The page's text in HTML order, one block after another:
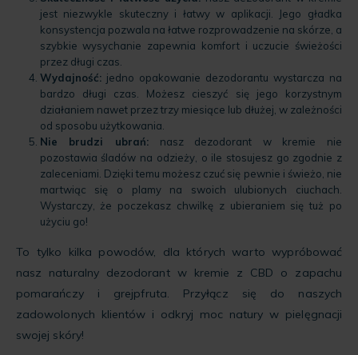
jest niezwykle skuteczny i łatwy w aplikacji. Jego gładka
konsystencja pozwala na łatwe rozprowadzenie na skórze, a
szybkie wysychanie zapewnia komfort i uczucie świeżości
przez długi czas.
Wydajność:jedno opakowanie dezodorantu wystarcza na
bardzo długi czas. Możesz cieszyć się jego korzystnym
działaniem nawet przez trzy miesiące lub dłużej, w zależności
od sposobu użytkowania.
Nie brudzi ubrań:nasz dezodorant w kremie nie
pozostawia śladów na odzieży, o ile stosujesz go zgodnie z
zaleceniami. Dzięki temu możesz czuć się pewnie i świeżo, nie
martwiąc się o plamy na swoich ulubionych ciuchach.
Wystarczy, że poczekasz chwilkę z ubieraniem się tuż po
użyciu go!
To tylko kilka powodów, dla których warto wypróbować
nasz naturalny dezodorant w kremie z CBD o zapachu
pomarańczy i grejpfruta. Przyłącz się do naszych
zadowolonych klientów i odkryj moc natury w pielęgnacji
swojej skóry!